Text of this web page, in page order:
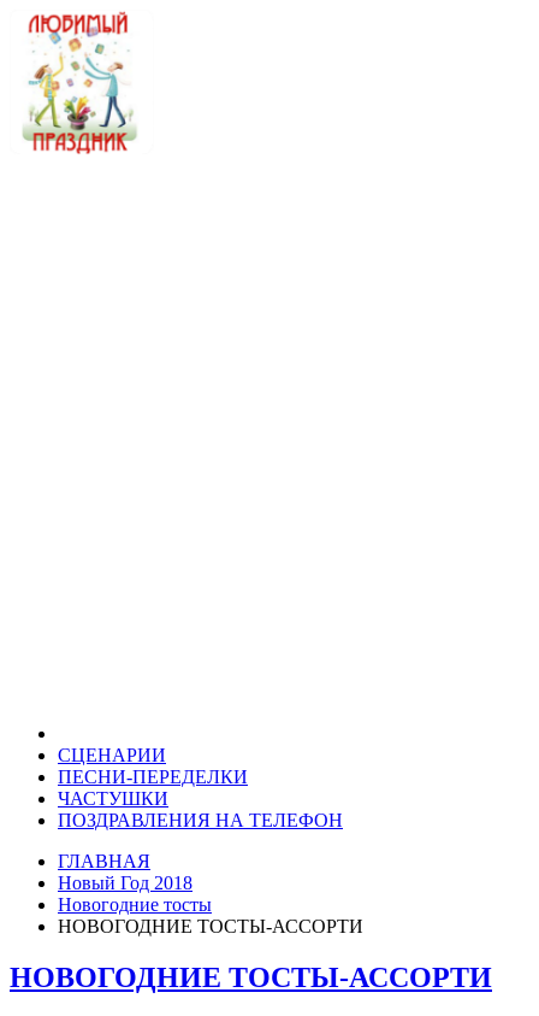
СЦЕНАРИИ
ПЕСНИ-ПЕРЕДЕЛКИ
ЧАСТУШКИ
ПОЗДРАВЛЕНИЯ НА ТЕЛЕФОН
ГЛАВНАЯ
Новый Год 2018
Новогодние тосты
НОВОГОДНИЕ ТОСТЫ-АССОРТИ
НОВОГОДНИЕ ТОСТЫ-АССОРТИ